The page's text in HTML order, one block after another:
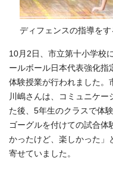
ディフェンスの指導を
10月2日、市立第十小学校
ールボール日本代表強化指
体験授業が行われました。
川嶋さんは、コミュニケ
た後、5年生のクラスで体
ゴーグルを付けての試合体
かったけど、楽しかった」
寄せていました。